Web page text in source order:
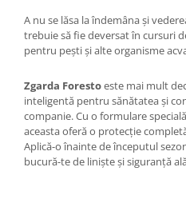
A nu se lăsa la îndemâna și
trebuie să fie deversat în cursuri
pentru pești și alte organisme
Zgarda Forestoeste mai mult
inteligentă pentru sănătatea și
companie. Cu o formulare
aceasta oferă o protecție
Aplică-o înainte de începutul
bucură-te de liniște și siguranță